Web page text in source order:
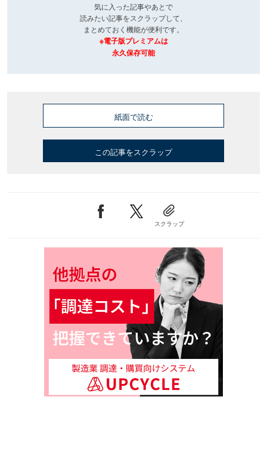
気に入った記事やあとで
読みたい記事をスクラップして、
まとめておく機能が便利です。
※電子版プレミアムは
永久保存可能
紙面で読む
この記事をスクラップ
スクラップ